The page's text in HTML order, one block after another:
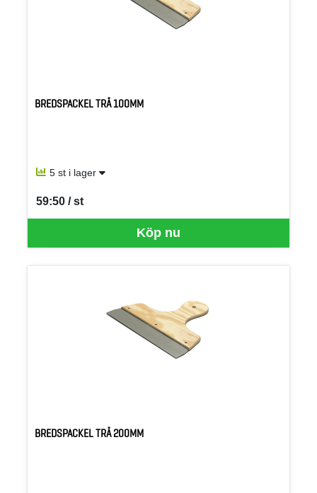
BREDSPACKEL TRÄ 100MM
5 st i lager
Köp nu
59:50 / st
SEK per ST
BREDSPACKEL TRÄ 200MM